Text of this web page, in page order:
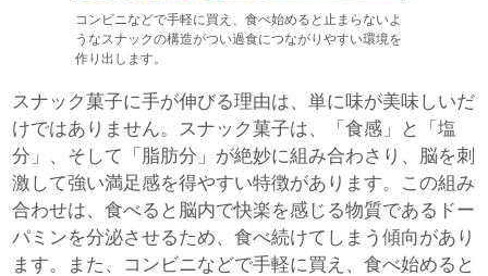
コンビニなどで手軽に買え、食べ始めると止まらないよ
うなスナックの構造がつい過食につながりやすい環境を
作り出します。
スナック菓子に手が伸びる理由は、単に味が美味しいだ
けではありません。スナック菓子は、「食感」と「塩
分」、そして「脂肪分」が絶妙に組み合わさり、脳を刺
激して強い満足感を得やすい特徴があります。この組み
合わせは、食べると脳内で快楽を感じる物質であるドー
パミンを分泌させるため、食べ続けてしまう傾向があり
ます。また、コンビニなどで手軽に買え、食べ始めると